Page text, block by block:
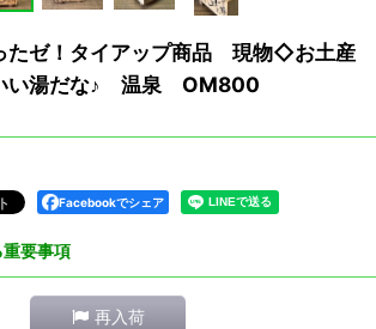
たゼ！タイアップ商品 現物◇お土産
湯だな♪ 温泉 OM800
Facebookでシェア
要事項
再入荷